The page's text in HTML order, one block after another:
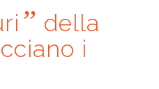
” della
i